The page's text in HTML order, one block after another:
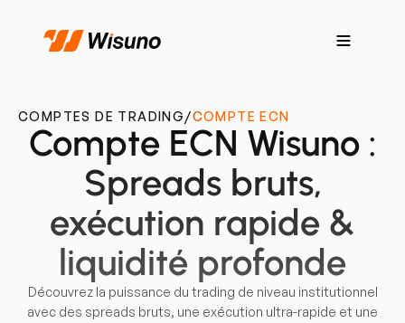
COMPTES DE TRADING/COMPTE ECN
Compte ECN Wisuno :
Spreads bruts,
exécution rapide &
liquidité profonde
Découvrez la puissance du trading de niveau institutionnel
avec des spreads bruts, une exécution ultra-rapide et une